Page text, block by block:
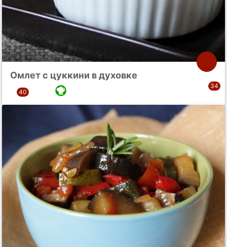
Омлет с цуккини в духовке